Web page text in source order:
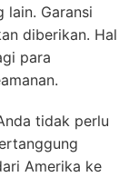
lain. Garansi
diberikan. Hal
para
tidak perlu
Amerika ke